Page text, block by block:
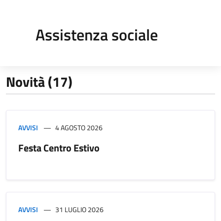
Assistenza sociale
Novità (17)
AVVISI 4 AGOSTO 2026
Festa Centro Estivo
AVVISI 31 LUGLIO 2026